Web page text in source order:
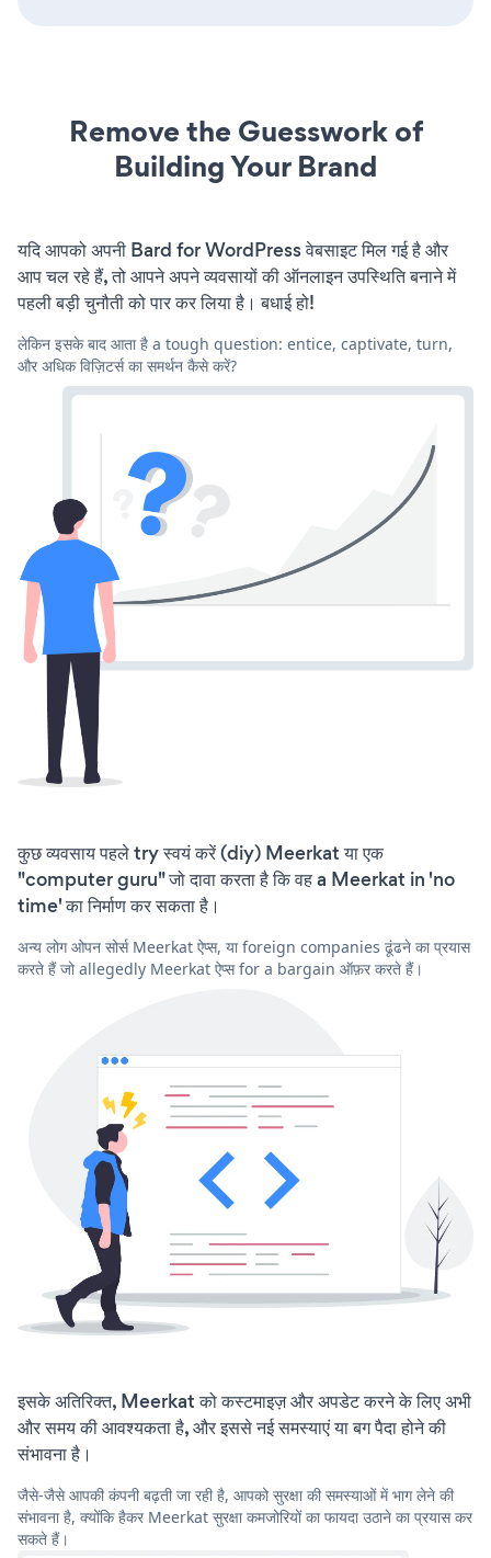
Remove the Guesswork of
Building Your Brand
यदि आपको अपनी Bard for WordPress वेबसाइट मिल गई है और
आप चल रहे हैं, तो आपने अपने व्यवसायों की ऑनलाइन उपस्थिति बनाने में
पहली बड़ी चुनौती को पार कर लिया है। बधाई हो!
लेकिन इसके बाद आता है a tough question: entice, captivate, turn,
और अधिक विज़िटर्स का समर्थन कैसे करें?
कुछ व्यवसाय पहले try स्वयं करें (diy) Meerkat या एक
"computer guru" जो दावा करता है कि वह a Meerkat in 'no
time' का निर्माण कर सकता है।
अन्य लोग ओपन सोर्स Meerkat ऐप्स, या foreign companies ढूंढने का प्रयास
करते हैं जो allegedly Meerkat ऐप्स for a bargain ऑफ़र करते हैं।
इसके अतिरिक्त, Meerkat को कस्टमाइज़ और अपडेट करने के लिए अभी
और समय की आवश्यकता है, और इससे नई समस्याएं या बग पैदा होने की
संभावना है।
जैसे-जैसे आपकी कंपनी बढ़ती जा रही है, आपको सुरक्षा की समस्याओं में भाग लेने की
संभावना है, क्योंकि हैकर Meerkat सुरक्षा कमजोरियों का फायदा उठाने का प्रयास कर
सकते हैं।